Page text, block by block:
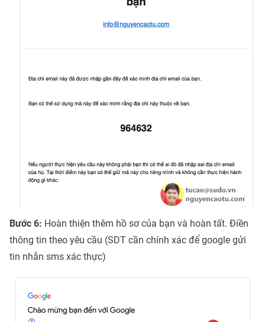
Bước 6: Hoàn thiện thêm hồ sơ của bạn và hoàn tất. Điền
thông tin theo yêu cầu (SDT cần chính xác để google gửi
tin nhắn sms xác thực)